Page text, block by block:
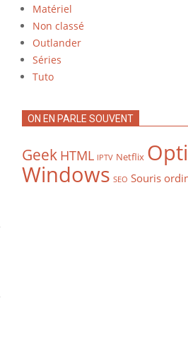
Matériel
Non classé
Outlander
Séries
Tuto
ON EN PARLE SOUVENT
Geek HTML IPTV Netflix
Windows SEO Souris